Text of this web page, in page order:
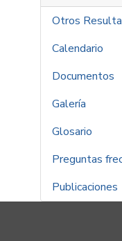
Otros
Calendario
Documentos
Galería
Glosario
Preguntas
Publicaciones